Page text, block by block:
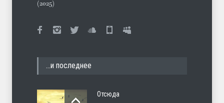
(2025)
…и последнее
Отсюда